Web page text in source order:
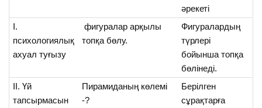
әрекеті
І.
психологиялық
ахуал туғызу
фигуралар арқылы
топқа бөлу.
Фигуралардың
түрлері
бойынша топқа
бөлінеді.
ІІ. Үй
тапсырмасын
Пирамиданың көлемі
-?
Берілген
сұрақтарға